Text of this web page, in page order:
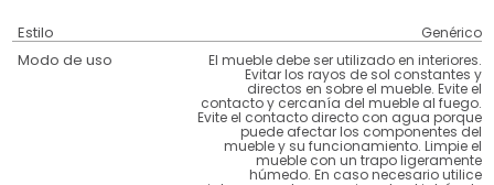
Estilo Genérico
Modo de uso El mueble debe ser utilizado en interiores.
Evitar los rayos de sol constantes y
directos en sobre el mueble. Evite el
contacto y cercanía del mueble al fuego.
Evite el contacto directo con agua porque
puede afectar los componentes del
mueble y su funcionamiento. Limpie el
mueble con un trapo ligeramente
húmedo. En caso necesario utilice